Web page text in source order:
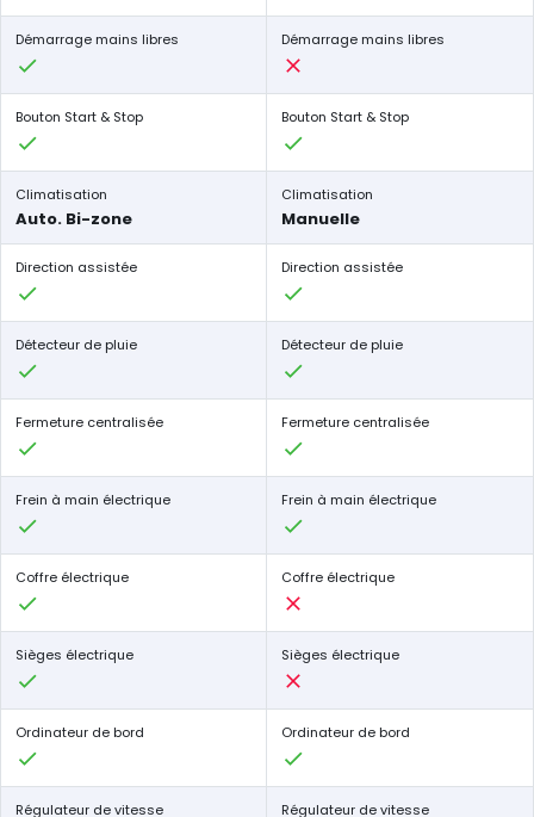
Démarrage mains libres Démarrage mains libres
Bouton Start & Stop Bouton Start & Stop
Climatisation
Auto. Bi-zone
Climatisation
Manuelle
Direction assistée Direction assistée
Détecteur de pluie Détecteur de pluie
Fermeture centralisée Fermeture centralisée
Frein à main électrique Frein à main électrique
Coffre électrique Coffre électrique
Sièges électrique Sièges électrique
Ordinateur de bord Ordinateur de bord
Régulateur de vitesse Régulateur de vitesse